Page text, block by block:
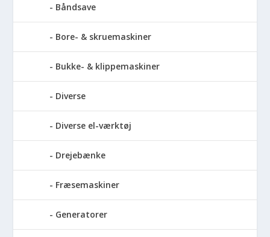
Båndsave
Bore- & skruemaskiner
Bukke- & klippemaskiner
Diverse
Diverse el-værktøj
Drejebænke
Fræsemaskiner
Generatorer